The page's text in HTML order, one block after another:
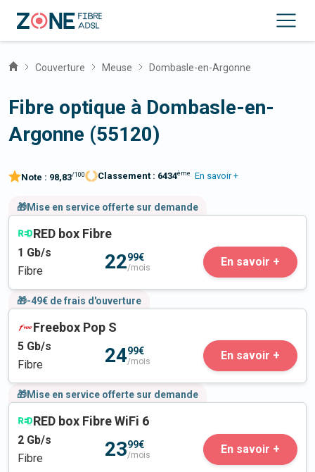
Couverture Meuse Dombasle-en-Argonne
Fibre optique à Dombasle-en-
Argonne (55120)
Note : 98,83/100 Classement : 6434ème En savoir +
🎁Mise en service offerte sur demande
RED box Fibre
1 Gb/s
Fibre
2299€
/mois En savoir +
🎁-49€ de frais d'ouverture
Freebox Pop S
5 Gb/s
Fibre
2499€
/mois En savoir +
🎁Mise en service offerte sur demande
RED box Fibre WiFi 6
2 Gb/s
Fibre
2399€
/mois En savoir +